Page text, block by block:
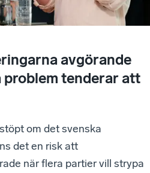
avgörande
problem tenderar att
om det svenska
det en risk att
när flera partier vill strypa